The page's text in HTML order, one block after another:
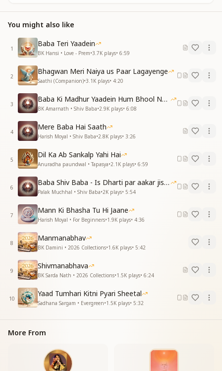
Every breath is precious
Save it from being wasted
Every breath is precious
Save it from being wasted
Meditate on the Lord, beloved ones
For a few moments, attach your mind to the Lord
Meditate on the Lord, beloved ones
हर तरफ से बुद्धि हटाकर
देखो परमात्मा में लगाकर
मन खुशियों से भर जाएगा
आचरण में जरा देखो लाकर
ज्ञान मंथन करो वो दुलारो
ज्ञान का दीप फिर से जलालो।
Withdraw your intellect from all directions
Focus it on the Supreme Soul
Your mind will be filled with happiness
Bring it gently into your conduct
Churn the ocean of knowledge, beloved ones
Light the lamp of wisdom once again
प्रभु चिंतन करो प्रभु प्यारो
दो घड़ी मन प्रभु में लगा लो
प्रभु चिंतन करो प्रभु प्यारो
Meditate on the Lord, beloved ones
For a few moments, attach your mind to the Lord
Meditate on the Lord, beloved ones
प्रेम शांति की किरणे फैलावो।
अपनी जीवनको सुखमय बना लो।
आत्म चिंतन करो वो दुलारो
You might also like
1
Baba Teri Yaadein
BK Hansi • Love - Prem•3.7K plays• 6:59
2
Bhagwan Meri Naiya us Paar Lagayenge
Saathi (Companion)•3.1K plays• 4:20
3
Baba Ki Madhur Yaadein Hum Bhool Nahi Paate
BK Amarnath • Shiv Baba•2.9K plays• 6:08
4
Mere Baba Hai Saath
Harish Moyal • Shiv Baba•2.8K plays• 3:26
5
Dil Ka Ab Sankalp Yahi Hai
Anuradha paundwal • Tapasya•2.1K plays• 6:59
6
Baba Shiv Baba - Is Dharti par aakar jisne
Palak Muchhal • Shiv Baba•2K plays• 5:54
7
Mann Ki Bhasha Tu Hi Jaane
Harish Moyal • For Beginners•1.9K plays• 4:36
8
Manmanabhav
BK Damini • 2026 Collections•1.6K plays• 5:42
9
Shivmanabhava
BK Sarda Nath • 2026 Collections•1.5K plays• 6:24
10
Yaad Tumhari Kitni Pyari Sheetal
Sadhana Sargam • Evergreen•1.5K plays• 5:32
More From